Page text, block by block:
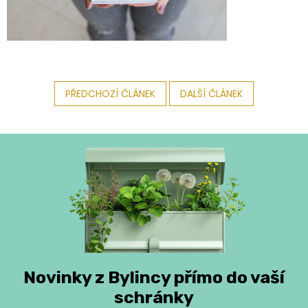
PŘEDCHOZÍ ČLÁNEK DALŠÍ ČLÁNEK
Novinky z Bylincy přímo do vaší
schránky